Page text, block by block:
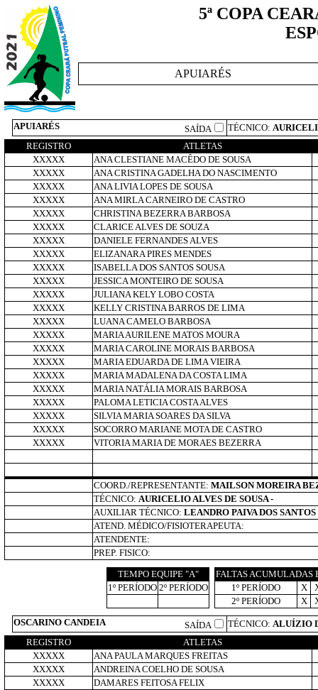
5ª COPA
APUIARÉS
APUIARÉS SAÍDA TÉCNICO:
REGISTRO
ATLETAS
XXXXX
ANA CLESTIANE MACÊDO DE SOUSA
XXXXX
ANA CRISTINA GADELHA DO NASCIMENTO
XXXXX
ANA LIVIA LOPES DE SOUSA
XXXXX
ANA MIRLA CARNEIRO DE CASTRO
XXXXX
CHRISTINA BEZERRA BARBOSA
XXXXX
CLARICE ALVES DE SOUZA
XXXXX
DANIELE FERNANDES ALVES
XXXXX
ELIZANARA PIRES MENDES
XXXXX
ISABELLA DOS SANTOS SOUSA
XXXXX
JESSICA MONTEIRO DE SOUSA
XXXXX
JULIANA KELY LOBO COSTA
XXXXX
KELLY CRISTINA BARROS DE LIMA
XXXXX
LUANA CAMELO BARBOSA
XXXXX
MARIA AURILENE MATOS MOURA
XXXXX
MARIA CAROLINE MORAIS BARBOSA
XXXXX
MARIA EDUARDA DE LIMA VIEIRA
XXXXX
MARIA MADALENA DA COSTA LIMA
XXXXX
MARIA NATÁLIA MORAIS BARBOSA
XXXXX
PALOMA LETICIA COSTA ALVES
XXXXX
SILVIA MARIA SOARES DA SILVA
XXXXX
SOCORRO MARIANE MOTA DE CASTRO
XXXXX
VITORIA MARIA DE MORAES BEZERRA
COORD./REPRESENTANTE: MAILSON MOREIRA
TÉCNICO: AURICELIO ALVES DE SOUSA -
AUXILIAR TÉCNICO: LEANDRO PAIVA DOS SANTOS
ATEND. MÉDICO/FISIOTERAPEUTA:
ATENDENTE:
PREP. FISICO:
TEMPO EQUIPE "A"
1º PERÍODO 2º PERÍODO
FALTAS ACUMULADAS
1º PERÍODO
X
2º PERÍODO
X
OSCARINO CANDEIA
SAÍDA TÉCNICO: ALUÍZIO
REGISTRO
ATLETAS
XXXXX
ANA PAULA MARQUES FREITAS
XXXXX
ANDREINA COELHO DE SOUSA
XXXXX
DAMARES FEITOSA FELIX